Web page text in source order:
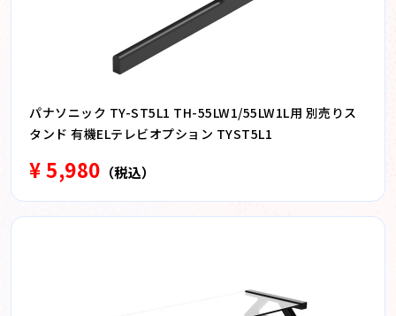
パナソニック TY-ST5L1 TH-55LW1/55LW1L用 別売りス
タンド 有機ELテレビオプション TYST5L1
¥ 5,980 （税込）